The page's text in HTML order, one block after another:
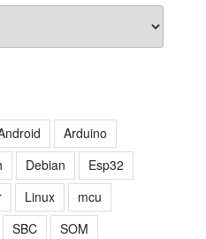
Arduino
Debian
Esp32
Linux
mcu
SBC
SOM